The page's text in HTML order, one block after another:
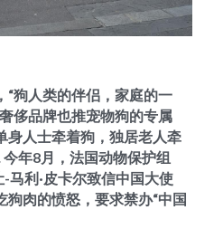
“狗人类的伴侣，家庭的一
侈品牌也推宠物狗的专属
身人士牵着狗，独居老人牵
年8月，法国动物保护组
马利·皮卡尔致信中国大使
狗肉的愤怒，要求禁办“中国